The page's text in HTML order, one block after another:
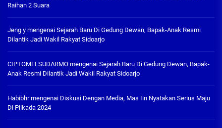
Raihan 2 Suara
Jeng y mengenai Sejarah Baru Di Gedung Dewan, Bapak-Anak Resmi
Dilantik Jadi Wakil Rakyat Sidoarjo
CIPTOMEI SUDARMO mengenai Sejarah Baru Di Gedung Dewan, Bapak-
Anak Resmi Dilantik Jadi Wakil Rakyat Sidoarjo
Habibhrmengenai Diskusi Dengan Media, Mas Iin Nyatakan Serius Maju
Di Pilkada 2024